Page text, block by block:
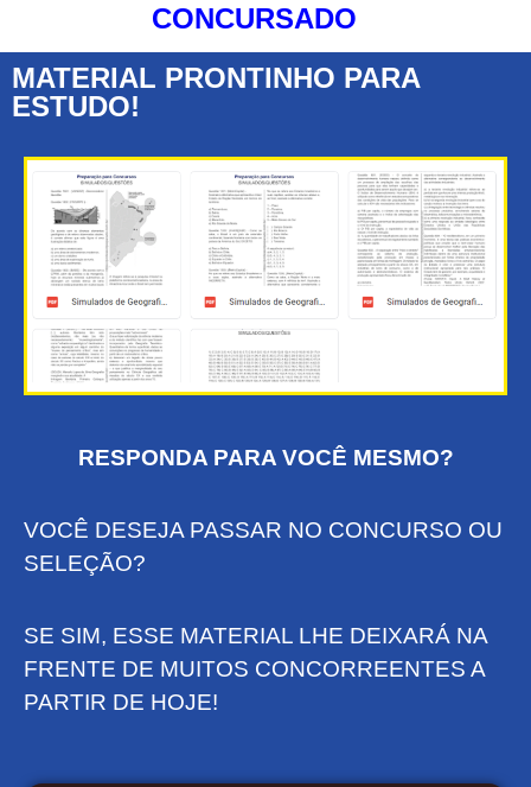
CONCURSADO
MATERIAL PRONTINHO PARA
ESTUDO!
RESPONDA PARA VOCÊ MESMO?
VOCÊ DESEJA PASSAR NO CONCURSO OU
SELEÇÃO?
SE SIM, ESSE MATERIAL LHE DEIXARÁ NA
FRENTE DE MUITOS CONCORREENTES A
PARTIR DE HOJE!